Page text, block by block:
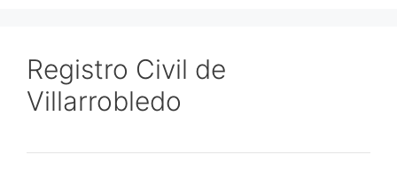
Registro Civil de
Villarrobledo